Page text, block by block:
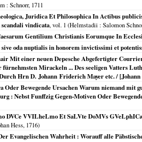
: Schnorr, 1711
Juridica Et Philosophica In Actibus
vindicata, vol. 1 (Helmstadii : Salomon
Gentilium Christianis Eorumque In
oda nuptialis in honorem invictissimi et
Mit einer neuen Depesche Abgefertigter
Mirackeln ... Des seeligen Vatters
Hrn D. Johann Friderich Mayer etc. /
Oder Bewegende Ursachen Warum niemand mit
: Nebst Funffzig Gegen-Motiven Oder
DVCe VVILheLmo Et SaLVte DoMVs
Hess, 1716)
Evangelischen Wahrheit : Worauff alle